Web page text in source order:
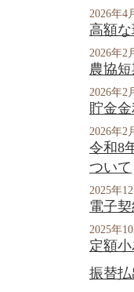
2026年4
高額
2026年2
農協
2026年2
貯金
2026年2
令和8
ついて
2025年
電子
2025年
定額
振替